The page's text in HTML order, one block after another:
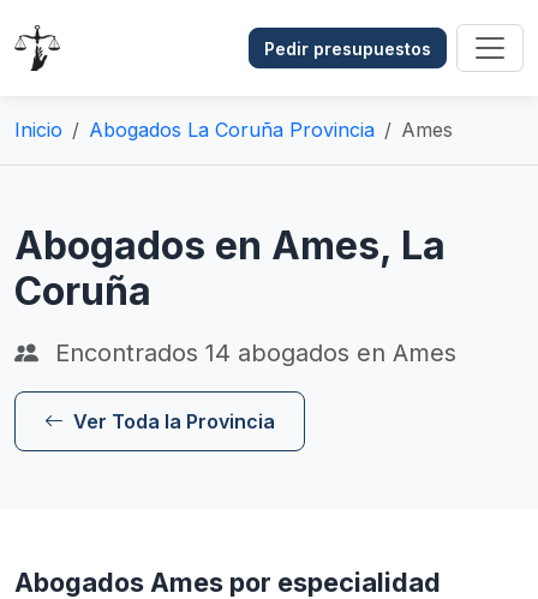
Pedir presupuestos
Inicio Abogados La Coruña Provincia Ames
Abogados en Ames, La
Coruña
Encontrados 14 abogados en Ames
Ver Toda la Provincia
Abogados Ames por especialidad